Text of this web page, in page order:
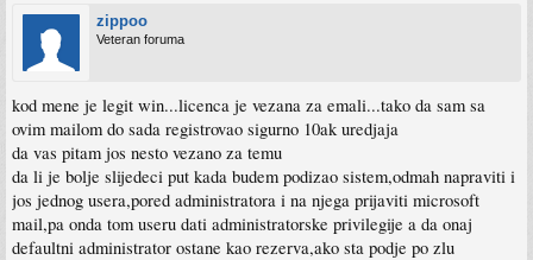
zippoo
Veteran foruma
kod mene je legit win...licenca je vezana za emali...tako da sam sa
ovim mailom do sada registrovao sigurno 10ak uredjaja
da vas pitam jos nesto vezano za temu
da li je bolje slijedeci put kada budem podizao sistem,odmah napraviti i
jos jednog usera,pored administratora i na njega prijaviti microsoft
mail,pa onda tom useru dati administratorske privilegije a da onaj
defaultni administrator ostane kao rezerva,ako sta podje po zlu